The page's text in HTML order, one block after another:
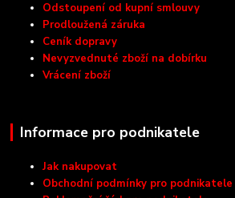
Odstoupení od kupní smlouvy
Prodloužená záruka
Ceník dopravy
Nevyzvednuté zboží na dobírku
Vrácení zboží
Informace pro podnikatele
Jak nakupovat
Obchodní podmínky pro podnikatele